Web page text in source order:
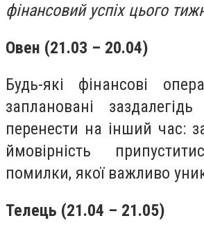
фінансовий успіх цього
Овен (21.03 – 20.04)
Будь-які фінансові
заплановані
перенести на інший час:
ймовірність
помилки, якої важливо
Телець (21.04 – 21.05)